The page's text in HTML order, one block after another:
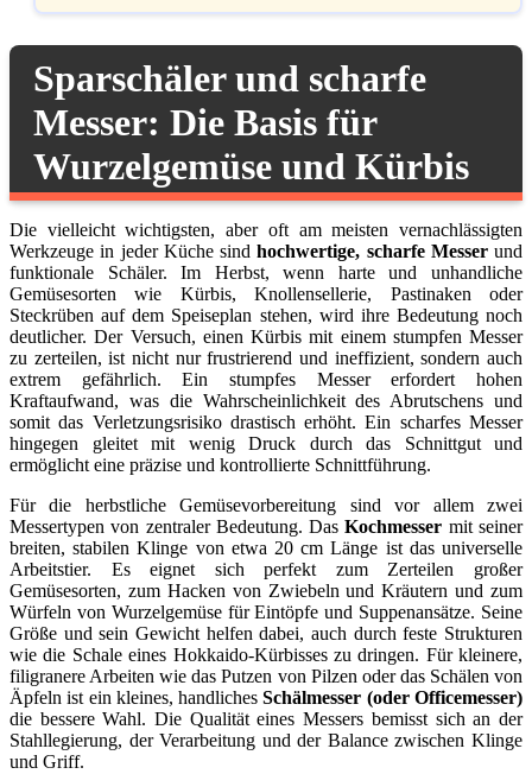
Sparschäler und scharfe
Messer: Die Basis für
Wurzelgemüse und Kürbis
Die vielleicht wichtigsten, aber oft am meisten vernachlässigten
Werkzeuge in jeder Küche sindhochwertige, scharfe Messerund
funktionale Schäler. Im Herbst, wenn harte und unhandliche
Gemüsesorten wie Kürbis, Knollensellerie, Pastinaken oder
Steckrüben auf dem Speiseplan stehen, wird ihre Bedeutung noch
deutlicher. Der Versuch, einen Kürbis mit einem stumpfen Messer
zu zerteilen, ist nicht nur frustrierend und ineffizient, sondern auch
extrem gefährlich. Ein stumpfes Messer erfordert hohen
Kraftaufwand, was die Wahrscheinlichkeit des Abrutschens und
somit das Verletzungsrisiko drastisch erhöht. Ein scharfes Messer
hingegen gleitet mit wenig Druck durch das Schnittgut und
ermöglicht eine präzise und kontrollierte Schnittführung.
Für die herbstliche Gemüsevorbereitung sind vor allem zwei
Messertypen von zentraler Bedeutung. DasKochmesser mit seiner
breiten, stabilen Klinge von etwa 20 cm Länge ist das universelle
Arbeitstier. Es eignet sich perfekt zum Zerteilen großer
Gemüsesorten, zum Hacken von Zwiebeln und Kräutern und zum
Würfeln von Wurzelgemüse für Eintöpfe und Suppenansätze. Seine
Größe und sein Gewicht helfen dabei, auch durch feste Strukturen
wie die Schale eines Hokkaido-Kürbisses zu dringen. Für kleinere,
filigranere Arbeiten wie das Putzen von Pilzen oder das Schälen von
Äpfeln ist ein kleines, handlichesSchälmesser (oder Officemesser)
die bessere Wahl. Die Qualität eines Messers bemisst sich an der
Stahllegierung, der Verarbeitung und der Balance zwischen Klinge
und Griff.